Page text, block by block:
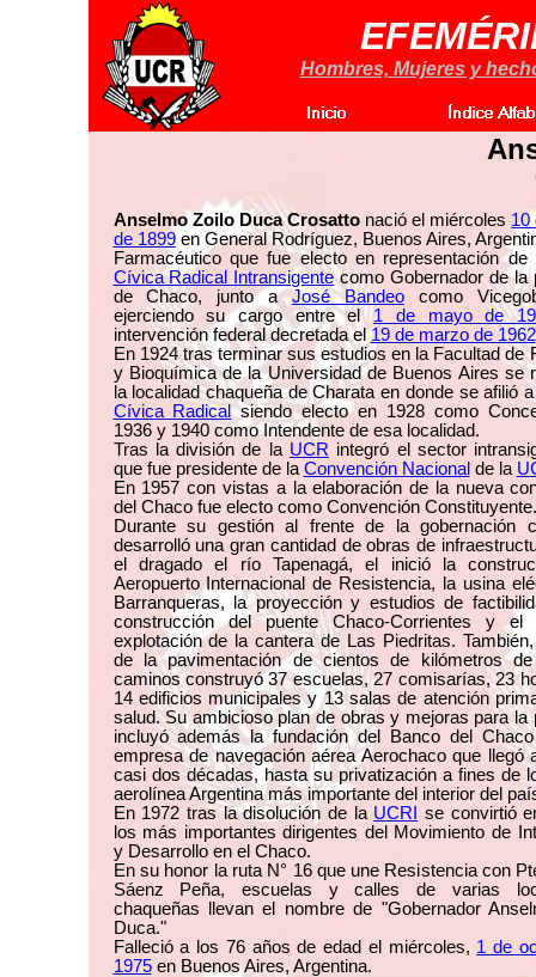
Hombres, Mujeres y
Anselmo Zoilo Duca Crosattonació el miércoles 10
de 1899en General Rodríguez, Buenos Aires,
Farmacéutico que fue electo en representación
Cívica Radical Intransigentecomo Gobernador de la
de Chaco, junto aJosé Bandeocomo
ejerciendo su cargo entre el 1 de mayo de
intervención federal decretada el19 de marzo de 1962
En 1924 tras terminar sus estudios en la Facultad de
y Bioquímica de la Universidad de Buenos Aires se
la localidad chaqueña de Charata en donde se afilió
Cívica Radicalsiendo electo en 1928 como
1936 y 1940 como Intendente de esa localidad.
Tras la división de la UCR integró el sector
que fue presidente de la Convención Nacional de la
En 1957 con vistas a la elaboración de la nueva
del Chaco fue electo como Convención Constituyente.
Durante su gestión al frente de la gobernación
desarrolló una gran cantidad de obras de
el dragado el río Tapenagá, el inició la
Aeropuerto Internacional de Resistencia, la usina
Barranqueras, la proyección y estudios de
construcción del puente Chaco-Corrientes y el
explotación de la cantera de Las Piedritas.
de la pavimentación de cientos de kilómetros
caminos construyó 37 escuelas, 27 comisarías, 23
14 edificios municipales y 13 salas de atención
salud. Su ambicioso plan de obras y mejoras para la
incluyó además la fundación del Banco del
empresa de navegación aérea Aerochaco que llegó
casi dos décadas, hasta su privatización a fines de
aerolínea Argentina más importante del interior del
En 1972 tras la disolución de la UCRI
se convirtió
los más importantes dirigentes del Movimiento de
y Desarrollo en el Chaco.
En su honor la ruta N° 16 que une Resistencia con
Sáenz Peña, escuelas y calles de varias
chaqueñas llevan el nombre de "Gobernador
Duca."
Falleció a los 76 años de edad el miércoles, 1 de
1975en Buenos Aires, Argentina.